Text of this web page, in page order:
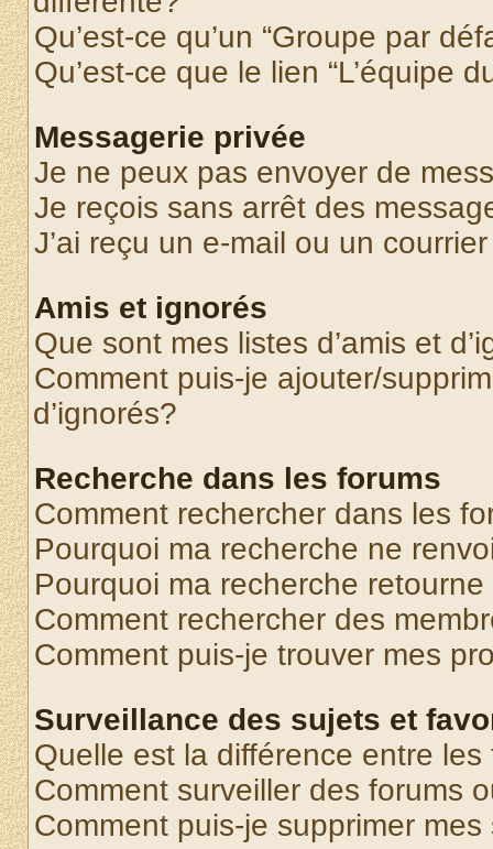
Qu’est-ce qu’un “Groupe par
Qu’est-ce que le lien “L’équipe
Messagerie privée
Je ne peux pas envoyer de
Je reçois sans arrêt des
J’ai reçu un e-mail ou un
Amis et ignorés
Que sont mes listes d’amis et
Comment puis-je ajouter/
d’ignorés?
Recherche dans les forums
Comment rechercher dans les
Pourquoi ma recherche ne
Pourquoi ma recherche
Comment rechercher des
Comment puis-je trouver mes
Surveillance des sujets et
Quelle est la différence entre
Comment surveiller des forums
Comment puis-je supprimer